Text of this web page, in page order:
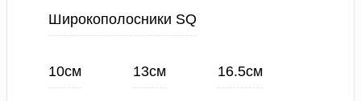
Широкополосники SQ
10см 13см 16.5см